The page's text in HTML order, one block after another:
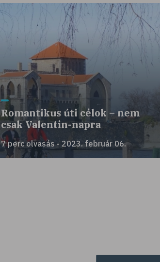
Romantikus úti célok – nem
csak Valentin-napra
7 perc olvasás - 2023. február 06.